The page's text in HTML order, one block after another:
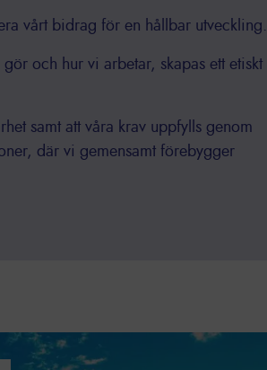
vårt bidrag för en hållbar utveckling.
och hur vi arbetar, skapas ett etiskt
samt att våra krav uppfylls genom
där vi gemensamt förebygger